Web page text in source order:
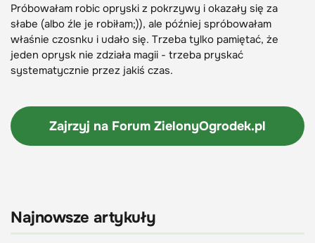
Próbowałam robic opryski z pokrzywy i okazały się za
słabe (albo źle je robiłam;)), ale później spróbowałam
właśnie czosnku i udało się. Trzeba tylko pamiętać, że
jeden oprysk nie zdziała magii - trzeba pryskać
systematycznie przez jakiś czas.
Zajrzyj na Forum ZielonyOgrodek.pl
Najnowsze artykuły